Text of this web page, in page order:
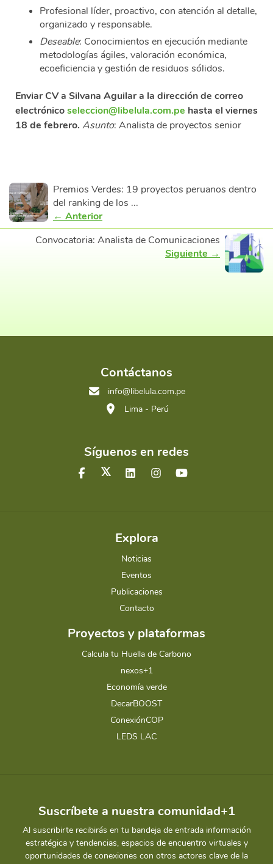
Profesional líder, proactivo, con atención al detalle,
organizado y responsable.
Deseable: Conocimientos en ejecución mediante
metodologías ágiles, valoración económica,
ecoeficiencia y gestión de residuos sólidos.
Enviar CV a Silvana Aguilar a la dirección de correo
electrónicoseleccion@libelula.com.pe hasta el viernes
18 de febrero. Asunto: Analista de proyectos senior
Premios Verdes: 19 proyectos peruanos dentro
del ranking de los ...
← Anterior
Convocatoria: Analista de Comunicaciones
Siguiente →
Contáctanos
info@libelula.com.pe
Lima - Perú
Síguenos en redes
Explora
Noticias
Eventos
Publicaciones
Contacto
Proyectos y plataformas
Calcula tu Huella de Carbono
nexos+1
Economía verde
DecarBOOST
ConexiónCOP
LEDS LAC
Suscríbete a nuestra comunidad+1
Al suscribirte recibirás en tu bandeja de entrada información
estratégica y tendencias, espacios de encuentro virtuales y
oportunidades de conexiones con otros actores clave de la